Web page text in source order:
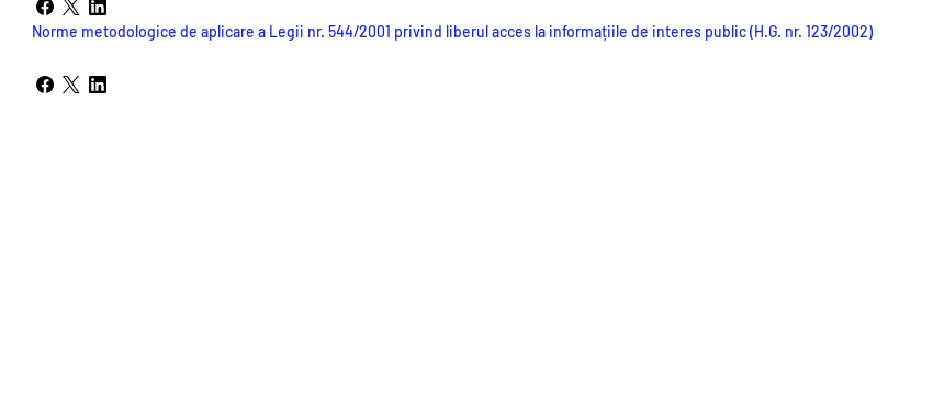
Norme metodologice de aplicare a Legii nr. 544/2001 privind liberul acces la informațiile de interes public (H.G. nr. 123/2002)